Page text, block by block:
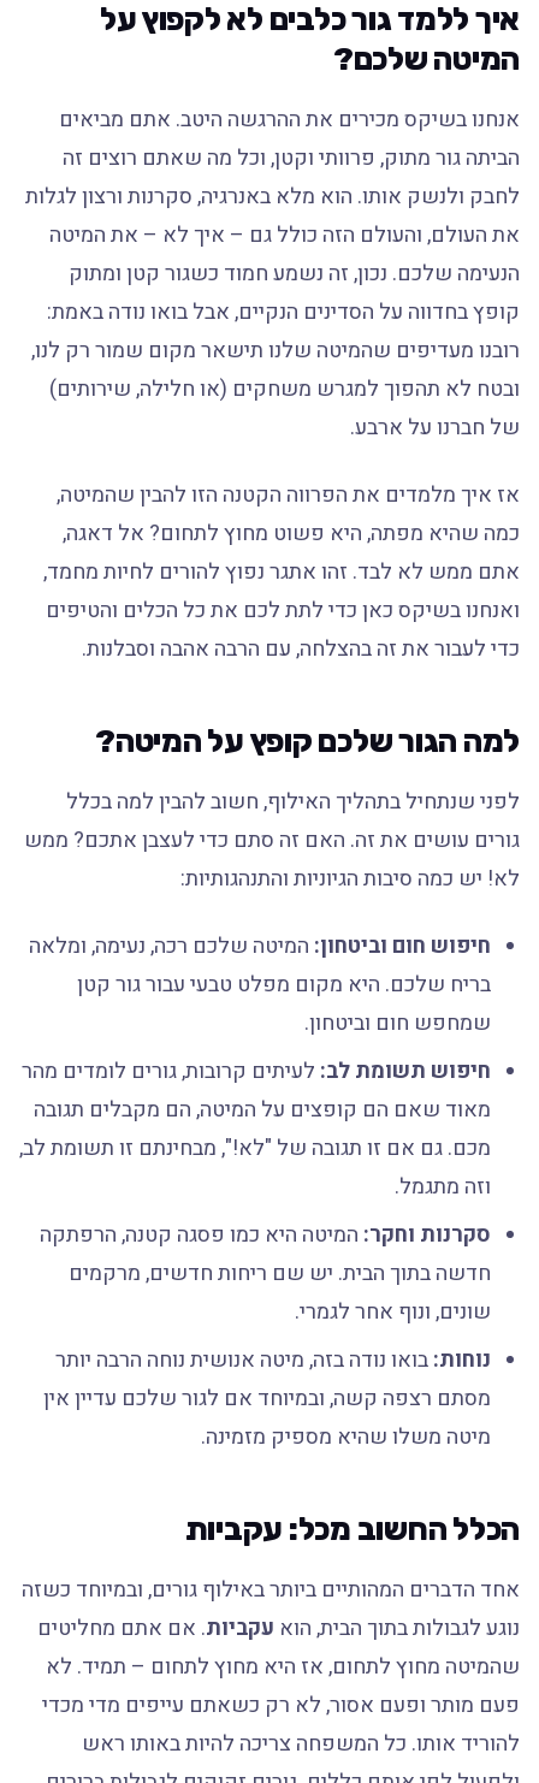
איך ללמד גור כלבים לא לקפוץ על
המיטה שלכם?
אנחנו בשיקס מכירים את ההרגשה היטב. אתם מביאים
הביתה גור מתוק, פרוותי וקטן, וכל מה שאתם רוצים זה
לחבק ולנשק אותו. הוא מלא באנרגיה, סקרנות ורצון לגלות
את העולם, והעולם הזה כולל גם – איך לא – את המיטה
הנעימה שלכם. נכון, זה נשמע חמוד כשגור קטן ומתוק
קופץ בחדווה על הסדינים הנקיים, אבל בואו נודה באמת:
רובנו מעדיפים שהמיטה שלנו תישאר מקום שמור רק לנו,
ובטח לא תהפוך למגרש משחקים (או חלילה, שירותים)
של חברנו על ארבע.
אז איך מלמדים את הפרווה הקטנה הזו להבין שהמיטה,
כמה שהיא מפתה, היא פשוט מחוץ לתחום? אל דאגה,
אתם ממש לא לבד. זהו אתגר נפוץ להורים לחיות מחמד,
ואנחנו בשיקס כאן כדי לתת לכם את כל הכלים והטיפים
כדי לעבור את זה בהצלחה, עם הרבה אהבה וסבלנות.
למה הגור שלכם קופץ על המיטה?
לפני שנתחיל בתהליך האילוף, חשוב להבין למה בכלל
גורים עושים את זה. האם זה סתם כדי לעצבן אתכם? ממש
לא! יש כמה סיבות הגיוניות והתנהגותיות:
חיפוש חום וביטחון:המיטה שלכם רכה, נעימה, ומלאה
בריח שלכם. היא מקום מפלט טבעי עבור גור קטן
שמחפש חום וביטחון.
חיפוש תשומת לב:לעיתים קרובות, גורים לומדים מהר
מאוד שאם הם קופצים על המיטה, הם מקבלים תגובה
מכם. גם אם זו תגובה של "לא!", מבחינתם זו תשומת לב,
וזה מתגמל.
סקרנות וחקר:המיטה היא כמו פסגה קטנה, הרפתקה
חדשה בתוך הבית. יש שם ריחות חדשים, מרקמים
שונים, ונוף אחר לגמרי.
נוחות:בואו נודה בזה, מיטה אנושית נוחה הרבה יותר
מסתם רצפה קשה, ובמיוחד אם לגור שלכם עדיין אין
מיטה משלו שהיא מספיק מזמינה.
הכלל החשוב מכל: עקביות
אחד הדברים המהותיים ביותר באילוף גורים, ובמיוחד כשזה
נוגע לגבולות בתוך הבית, הואעקביות. אם אתם מחליטים
שהמיטה מחוץ לתחום, אז היא מחוץ לתחום – תמיד. לא
פעם מותר ופעם אסור, לא רק כשאתם עייפים מדי מכדי
להוריד אותו. כל המשפחה צריכה להיות באותו ראש